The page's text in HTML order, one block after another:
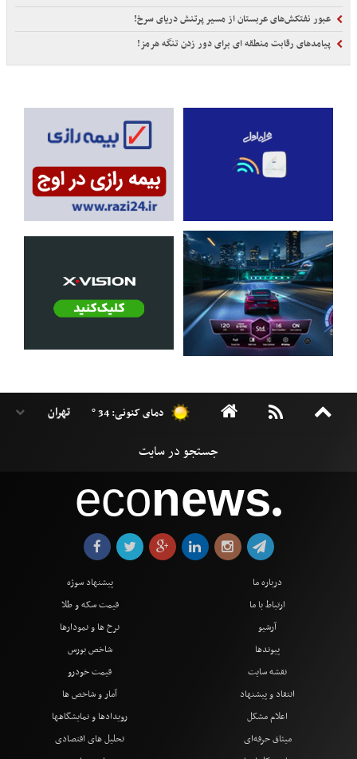
عبور نفتکش‌های عربستان از مسیر پرتنش دریای سرخ!
پیامدهای رقابت منطقه ای برای دور زدن تنگه هرمز!
دمای کنونی: 34 °
econews●
درباره ما
ارتباط با ما
آرشیو
پیوندها
نقشه سایت
انتقاد و پیشنهاد
اعلام مشکل
میثاق حرفه‌ای
پیشنهاد سوژه
قیمت سکه و طلا
نرخ ها و نمودارها
شاخص بورس
قیمت خودرو
آمار و شاخص ها
رویدادها و نمایشگاهها
تحلیل های اقتصادی